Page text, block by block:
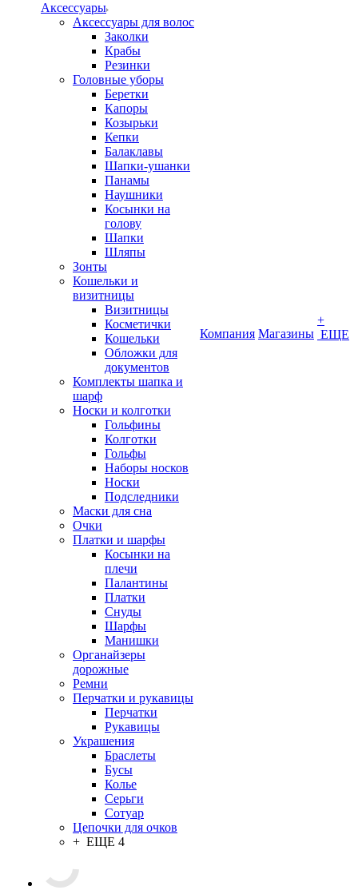
Аксессуары
Аксессуары для волос
Заколки
Крабы
Резинки
Головные уборы
Беретки
Капоры
Козырьки
Кепки
Балаклавы
Шапки-ушанки
Панамы
Наушники
Косынки на
голову
Шапки
Шляпы
Зонты
Кошельки и
визитницы
Визитницы
Косметички
Кошельки
Обложки для
документов
Комплекты шапка и
шарф
Носки и колготки
Гольфины
Колготки
Гольфы
Наборы носков
Носки
Подследники
Маски для сна
Очки
Платки и шарфы
Косынки на
плечи
Палантины
Платки
Снуды
Шарфы
Манишки
Органайзеры
дорожные
Ремни
Перчатки и рукавицы
Перчатки
Рукавицы
Украшения
Браслеты
Бусы
Колье
Серьги
Сотуар
Цепочки для очков
+ ЕЩЕ 4
Компания Магазины
+
ЕЩЕ